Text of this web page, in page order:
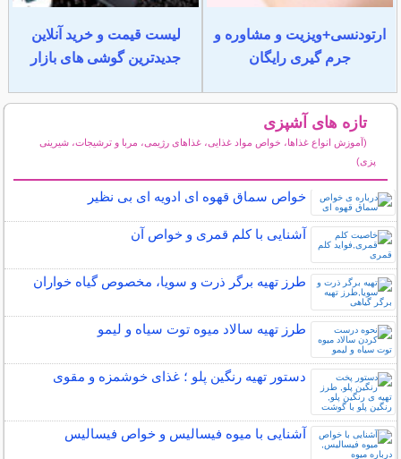
ارتودنسی+ویزیت و مشاوره و
جرم گیری رایگان
لیست قیمت و خرید آنلاین
جدیدترین گوشی های بازار
تازه های آشپزی
(آموزش انواع غذاها، خواص مواد غذایی، غذاهای رژیمی، مربا و ترشیجات، شیرینی
پزی)
خواص سماق قهوه ای ادویه ای بی نظیر
آشنایی با کلم قمری و خواص آن
طرز تهیه برگر ذرت و سویا، مخصوص گیاه خواران
طرز تهیه سالاد میوه توت سیاه و لیمو
دستور تهیه رنگین پلو ؛ غذای خوشمزه و مقوی
آشنایی با میوه فیسالیس و خواص فیسالیس